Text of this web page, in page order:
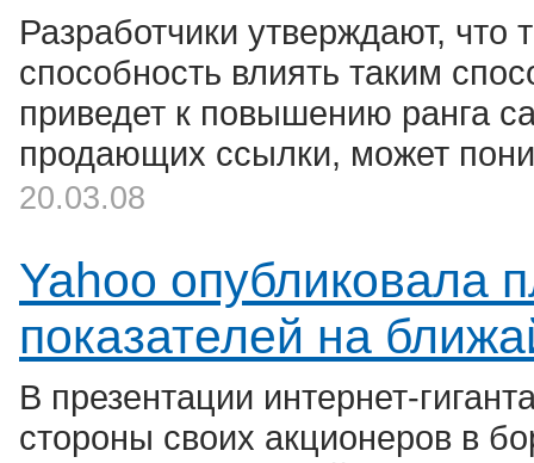
Разработчики утверждают,
способность влиять таким
приведет к повышению ранга
продающих ссылки, может
20.03.08
Yahoo опубликовала
показателей на
В презентации интернет-
стороны своих акционеров в